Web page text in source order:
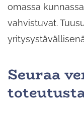
omassa
vahvistuvat.
Seuraa